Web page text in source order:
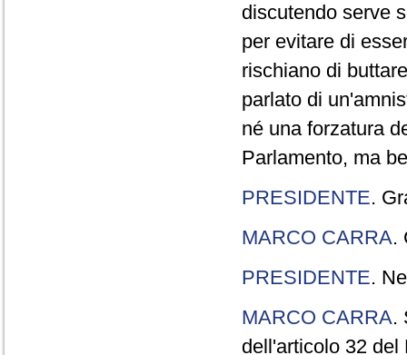
discutendo serve
per evitare di
rischiano di
parlato di
né una forzatura
Parlamento, ma
PRESIDENTE.
MARCO CARRA.
PRESIDENTE.
MARCO CARRA.
dell'articolo 32 del